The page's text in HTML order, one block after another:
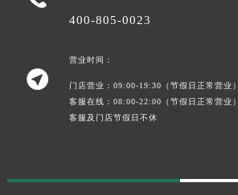
400-805-0023

营业时间：
门店营业：09:00-19:30（节假日正常营业）
客服在线：08:00-22:00（节假日正常营业）
客服及门店节假日不休